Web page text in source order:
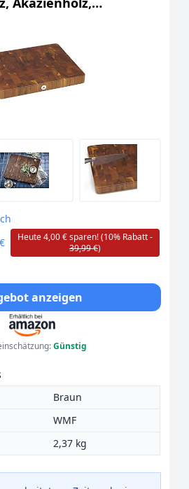
Gummierte
Heute 4,00 € sparen! (10% Rabatt -
39,99 €)
anzeigen
Günstig
Braun
WMF
2,37 kg